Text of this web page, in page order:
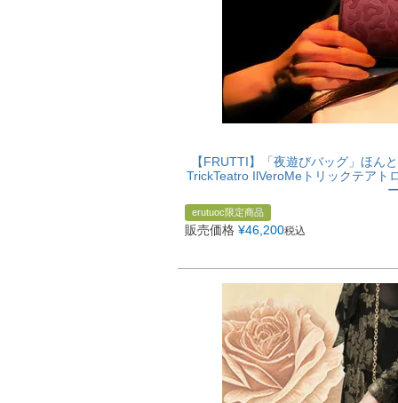
【FRUTTI】「夜遊びバッグ」ほん
TrickTeatro IlVeroMeトリックテア
erutuoc限定商品
販売価格 ¥46,200税込